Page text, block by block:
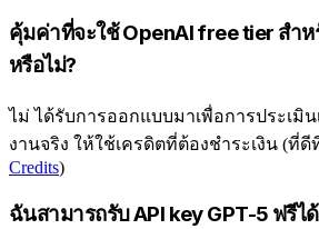
คุ้มค่าที่จะใช้ OpenAI free tier สำห
หรือไม่?
ไม่ ได้รับการออกแบบมาเพื่อการประเ
งานจริง ให้ใช้เครดิตที่ต้องชำระเงิน (ที่
Credits)
ฉันสามารถรับ API key GPT-5 ฟรีไ